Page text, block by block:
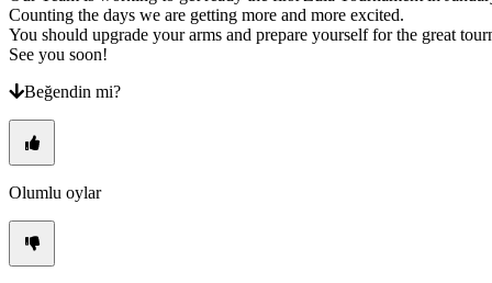
AR
BS
CS
DA
DE
EL
ES
FR
HR
JA
Counting the days we are getting more and more excited.
You should upgrade your arms and prepare yourself for the great
See you soon!
Beğendin mi?
Olumlu oylar